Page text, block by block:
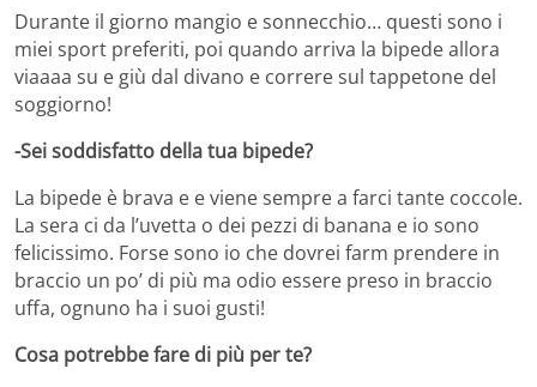
Durante il giorno mangio e sonnecchio… questi sono i
miei sport preferiti, poi quando arriva la bipede allora
viaaaa su e giù dal divano e correre sul tappetone del
soggiorno!
-Sei soddisfatto della tua bipede?
La bipede è brava e e viene sempre a farci tante coccole.
La sera ci da l’uvetta o dei pezzi di banana e io sono
felicissimo. Forse sono io che dovrei farm prendere in
braccio un po’ di più ma odio essere preso in braccio
uffa, ognuno ha i suoi gusti!
Cosa potrebbe fare di più per te?